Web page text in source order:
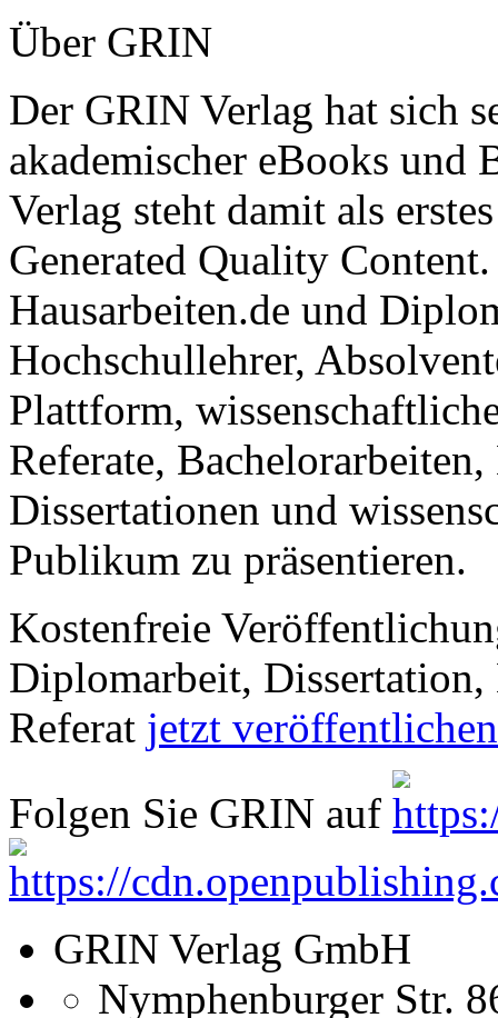
Über GRIN
Der GRIN Verlag hat sich
akademischer eBooks und
Verlag steht damit als
Generated Quality
Hausarbeiten.de und
Hochschullehrer,
Plattform,
Referate,
Dissertationen und
Publikum zu präsentieren.
Kostenfreie
Diplomarbeit,
Referat jetzt
Folgen Sie GRIN auf
GRIN Verlag GmbH
Nymphenburger Str.